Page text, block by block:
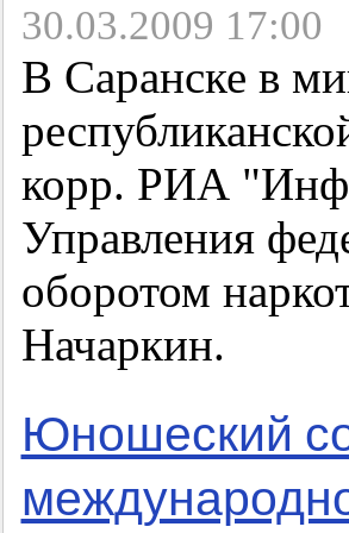
30.03.2009 17:00
В Саранске в
корр. РИА
Управления
оборотом
Начаркин.
Юношеский